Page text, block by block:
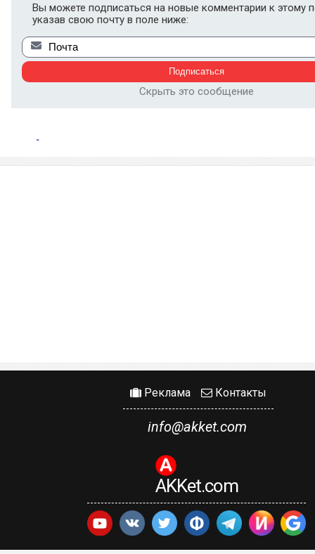
Вы можете подписаться на новые комментарии к этому
указав свою почту в поле ниже:
Скрыть это сообщение
Реклама Контакты
info@akket.com
AKKet.com